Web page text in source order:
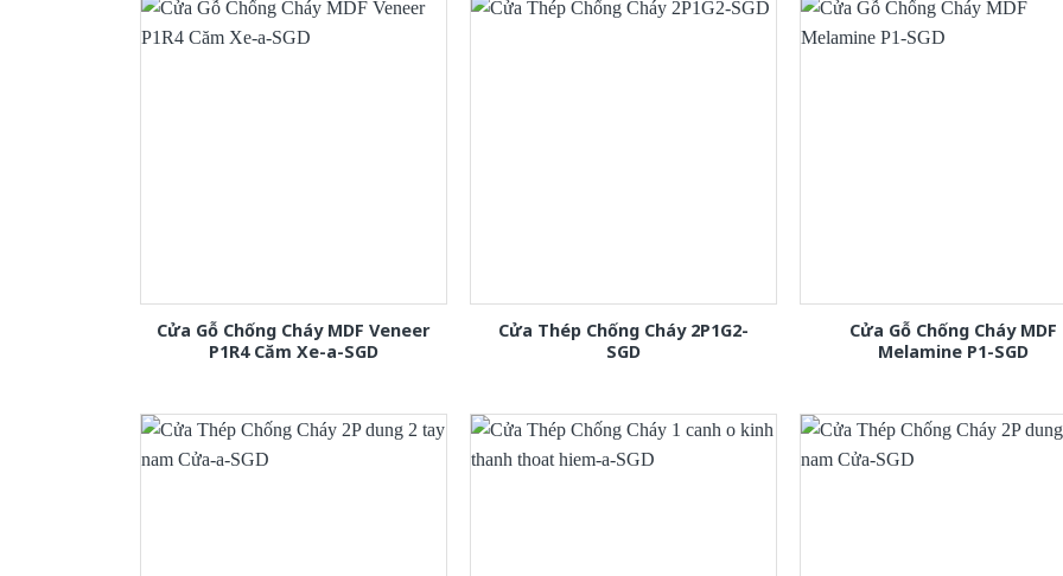
Cửa Gỗ Chống Cháy MDF Veneer
P1R4 Căm Xe-a-SGD
Cửa Thép Chống Cháy 2P1G2-
SGD
Cửa Gỗ Chống Cháy MDF
Melamine P1-SGD